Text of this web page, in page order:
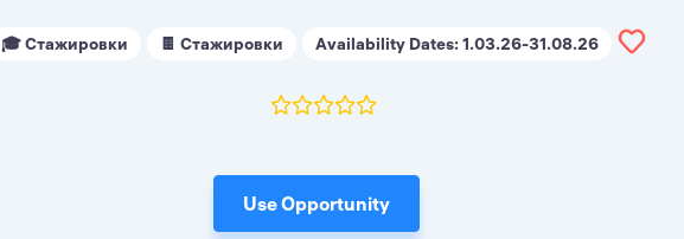
🎓 Стажировки 🍫 Стажировки Availability Dates: 1.03.26-31.08.26
Use Opportunity